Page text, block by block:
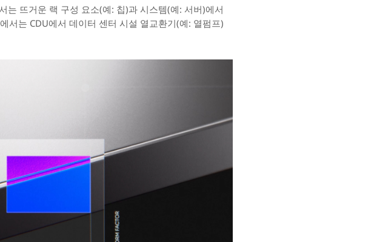
뜨거운 랙 구성 요소(예: 칩)과 시스템(예: 서버)에서
는 CDU에서 데이터 센터 시설 열교환기(예: 열펌프)